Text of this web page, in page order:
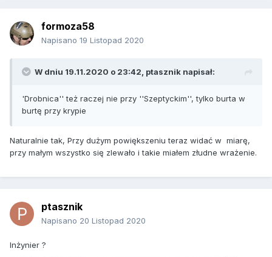
formoza58
Napisano 19 Listopad 2020
W dniu 19.11.2020 o 23:42, ptasznik napisał:
'Drobnica'' też raczej nie przy ''Szeptyckim'', tylko burta w
burtę przy krypie
Naturalnie tak, Przy dużym powiększeniu teraz widać w miarę,
przy małym wszystko się zlewało i takie miałem złudne wrażenie.
ptasznik
Napisano 20 Listopad 2020
Inżynier ?